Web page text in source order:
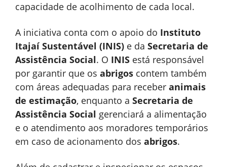
capacidade de acolhimento de cada local.
A iniciativa conta com o apoio do Instituto
Itajaí Sustentável (INIS) e da Secretaria de
Assistência Social. O INIS está responsável
por garantir que os abrigos contem também
com áreas adequadas para receber animais
de estimação, enquanto a Secretaria de
Assistência Social gerenciará a alimentação
e o atendimento aos moradores temporários
em caso de acionamento dos abrigos.